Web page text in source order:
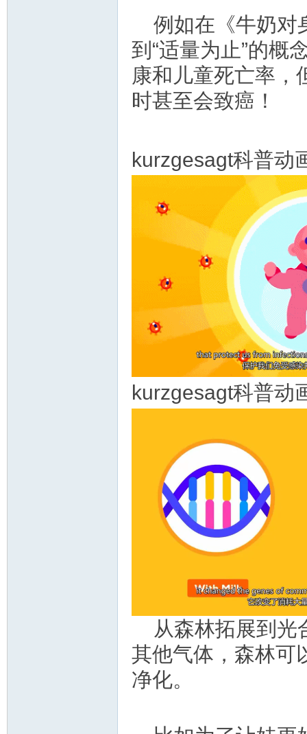
例如在《牛奶对
到“适量为止”的概
康和儿童死亡率，
时甚至会致癌！
kurzgesagt科普动
kurzgesagt科普动
从森林拓展到光
其他气体，森林可
净化。